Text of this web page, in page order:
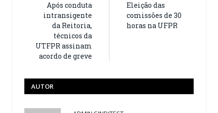
Após conduta
intransigente
da Reitoria,
técnicos da
UTFPR assinam
acordo de greve
Eleição das
comissões de 30
horas na UFPR
AUTOR